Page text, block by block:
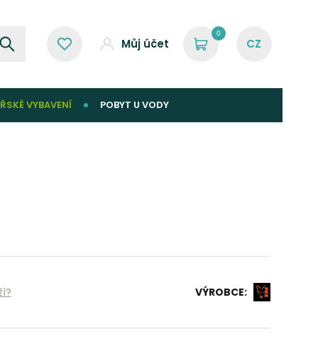
Můj účet
0
VYBAVENÍ POBYT U VODY
VÝROBCE: